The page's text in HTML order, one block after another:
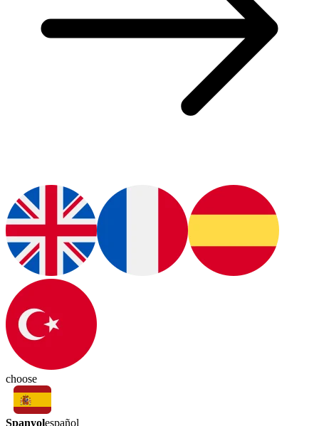
choose
Spanyolespañol